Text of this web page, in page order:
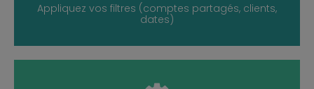
Appliquez vos filtres (comptes partagés, clients,
dates)